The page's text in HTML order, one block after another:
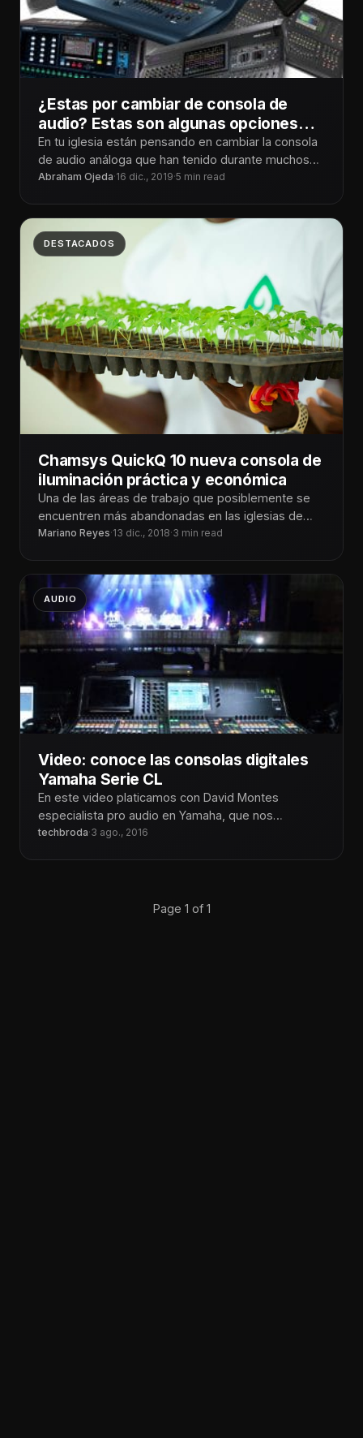
¿Estas por cambiar de consola de
audio? Estas son algunas opciones
que te pueden ayudar
En tu iglesia están pensando en cambiar la consola
de audio análoga que han tenido durante muchos
años en este
Abraham Ojeda·16 dic., 2019·5 min read
DESTACADOS
Chamsys QuickQ 10 nueva consola de
iluminación práctica y económica
Una de las áreas de trabajo que posiblemente se
encuentren más abandonadas en las iglesias de
hoy en día puede
Mariano Reyes·13 dic., 2018·3 min read
AUDIO
Video: conoce las consolas digitales
Yamaha Serie CL
En este video platicamos con David Montes
especialista pro audio en Yamaha, que nos
presento las consolas de la serie
techbroda·3 ago., 2016
Page 1 of 1